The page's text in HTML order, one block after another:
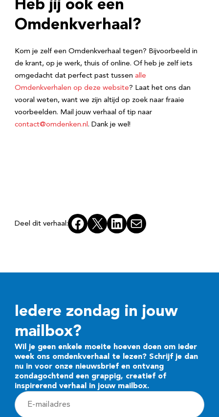
Heb jij ook een
Omdenkverhaal?
Kom je zelf een Omdenkverhaal tegen? Bijvoorbeeld in
de krant, op je werk, thuis of online. Of heb je zelf iets
omgedacht dat perfect past tussen alle
Omdenkverhalen op deze website? Laat het ons dan
vooral weten, want we zijn altijd op zoek naar fraaie
voorbeelden. Mail jouw verhaal of tip naar
contact@omdenken.nl. Dank je wel!
Deel dit verhaal: Facebook
X LinkedInE-mail
Iedere zondag in jouw
mailbox?
Wil je geen enkele moeite hoeven doen om ieder
week ons omdenkverhaal te lezen? Schrijf je dan
nu in voor onze nieuwsbrief en ontvang
zondagochtend een grappig, creatief of
inspirerend verhaal in jouw mailbox.
E
-